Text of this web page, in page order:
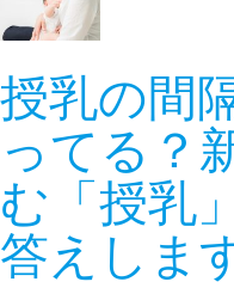
授乳の間
ってる？
む「授乳
答えしま